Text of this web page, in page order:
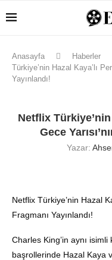
Anasayfa Haberler
Türkiye’nin Hazal Kaya’lı
Yayınlandı!
Netflix Türkiye’nin
Gece
Yazar:
Netflix Türkiye’nin Hazal
Fragmanı Yayınlandı!
Charles King’in aynı
başrollerinde Hazal Kaya